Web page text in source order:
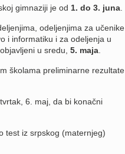
gimnaziji je od 1. do 3. juna.
odeljenjima za učenike
i informatiku i za odeljenja u
u sredu, 5. maja.
školama preliminarne rezultate
6. maj, da bi konačni
test iz srpskog (maternjeg)